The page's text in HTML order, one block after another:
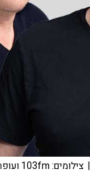
| צילומים: 103fm ועופר חג'יוב